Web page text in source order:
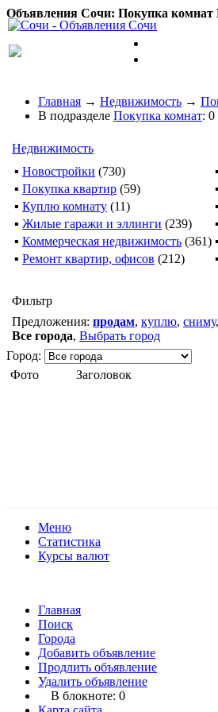
Объявления Сочи: Покупка
Главная → Недвижимость →
В подразделе Покупка комнат: 0
Недвижимость
▪ Новостройки (730) ▪
▪ Покупка квартир (59) ▪
▪ Куплю комнату (11) ▪
▪ Жилые гаражи и эллинги (239) ▪
▪ Коммерческая недвижимость (361) ▪
▪ Ремонт квартир, офисов (212) ▪
Фильтр
Предложения: продам, куплю, сниму,
Все города, Выбрать город
Город:
Фото
Заголовок
Меню
Статистика
Курсы валют
Главная
Поиск
Города
Добавить объявление
Продлить объявление
Удалить объявление
В блокноте: 0